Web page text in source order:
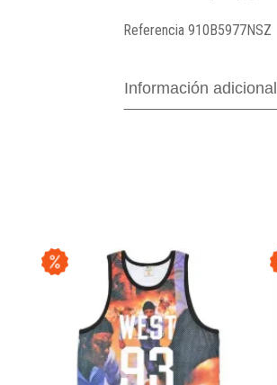
Referencia 910B5977NSZ
Información adicional